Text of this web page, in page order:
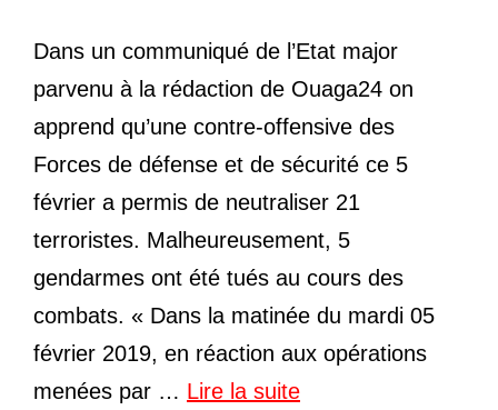
Dans un communiqué de l’Etat major
parvenu à la rédaction de Ouaga24 on
apprend qu’une contre-offensive des
Forces de défense et de sécurité ce 5
février a permis de neutraliser 21
terroristes. Malheureusement, 5
gendarmes ont été tués au cours des
combats. « Dans la matinée du mardi 05
février 2019, en réaction aux opérations
menées par … Lire la suite